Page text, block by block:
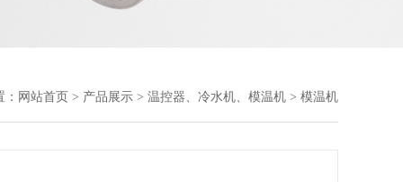
网站首页 > 产品展示 > 温控器、冷水机、模温机 > 模温机